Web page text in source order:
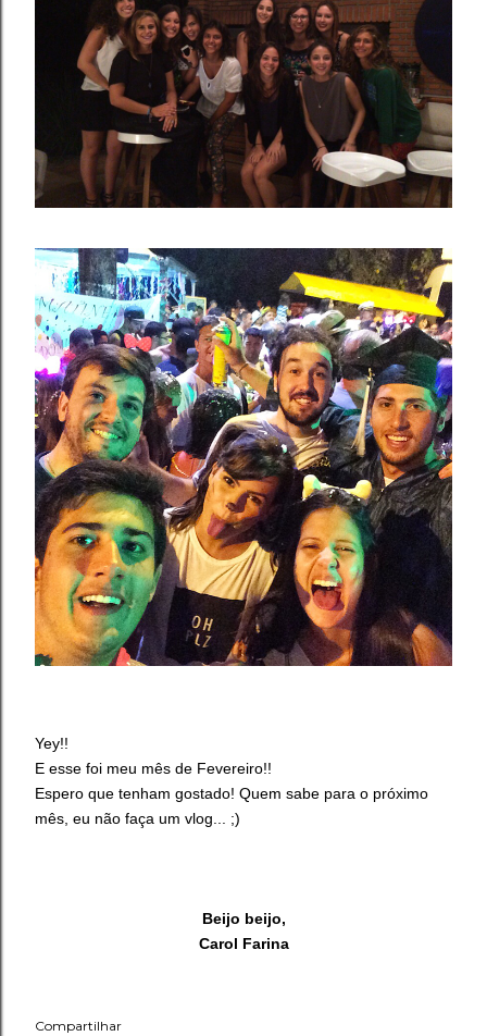
Yey!!
E esse foi meu mês de Fevereiro!!
Espero que tenham gostado! Quem sabe para o próximo
mês, eu não faça um vlog... ;)
Beijo beijo,
Carol Farina
Compartilhar